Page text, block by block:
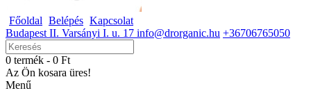
Főoldal Belépés Kapcsolat
Budapest II. Varsányi I. u. 17 info@drorganic.hu +36706765050
0 termék - 0 Ft
Az Ön kosara üres!
Menű